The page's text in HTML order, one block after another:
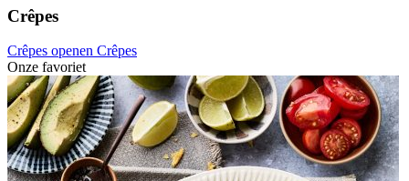
Crêpes
Crêpes openen Crêpes
Onze favoriet